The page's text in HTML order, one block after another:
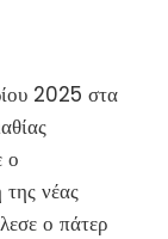
2025 στα
ο
νέας
ο πάτερ